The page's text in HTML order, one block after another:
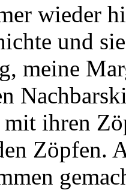
wieder
und
meine
ihren
Zöpfen.